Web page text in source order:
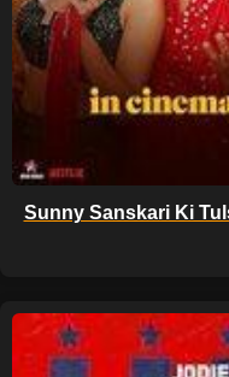
Sunny Sanskari Ki